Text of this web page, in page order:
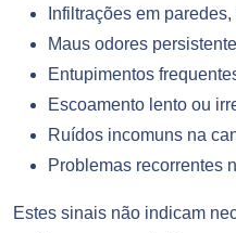
Infiltrações em
Maus odores
Entupimentos
Escoamento lento ou
Ruídos incomuns na
Problemas recorrentes
Estes sinais não indicam